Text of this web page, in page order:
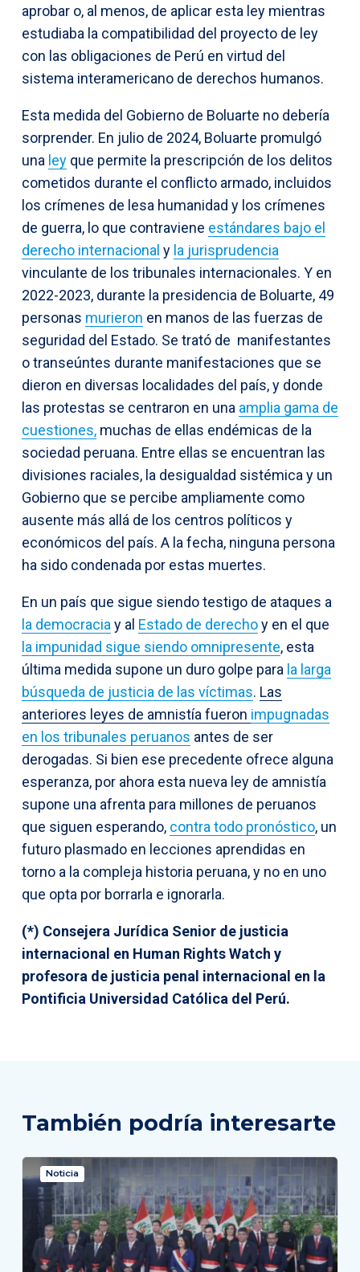
aprobar o, al menos, de aplicar esta ley mientras
estudiaba la compatibilidad del proyecto de ley
con las obligaciones de Perú en virtud del
sistema interamericano de derechos humanos.
Esta medida del Gobierno de Boluarte no debería
sorprender. En julio de 2024, Boluarte promulgó
una ley que permite la prescripción de los delitos
cometidos durante el conflicto armado, incluidos
los crímenes de lesa humanidad y los crímenes
de guerra, lo que contraviene estándares bajo el
derecho internacional y la jurisprudencia
vinculante de los tribunales internacionales. Y en
2022-2023, durante la presidencia de Boluarte, 49
personas murieron en manos de las fuerzas de
seguridad del Estado. Se trató de manifestantes
o transeúntes durante manifestaciones que se
dieron en diversas localidades del país, y donde
las protestas se centraron en una amplia gama de
cuestiones, muchas de ellas endémicas de la
sociedad peruana. Entre ellas se encuentran las
divisiones raciales, la desigualdad sistémica y un
Gobierno que se percibe ampliamente como
ausente más allá de los centros políticos y
económicos del país. A la fecha, ninguna persona
ha sido condenada por estas muertes.
En un país que sigue siendo testigo de ataques a
la democracia y al Estado de derechoy en el que
la impunidad sigue siendo omnipresente, esta
última medida supone un duro golpe para la larga
búsqueda de justicia de las víctimas. Las
anteriores leyes de amnistía fueron impugnadas
en los tribunales peruanos antes de ser
derogadas. Si bien ese precedente ofrece alguna
esperanza, por ahora esta nueva ley de amnistía
supone una afrenta para millones de peruanos
que siguen esperando, contra todo pronóstico, un
futuro plasmado en lecciones aprendidas en
torno a la compleja historia peruana, y no en uno
que opta por borrarla e ignorarla.
(*) Consejera Jurídica Senior de justicia
internacional en Human Rights Watch y
profesora de justicia penal internacional en la
Pontificia Universidad Católica del Perú.
También podría interesarte
Noticia